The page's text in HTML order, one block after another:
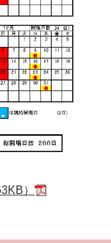
）